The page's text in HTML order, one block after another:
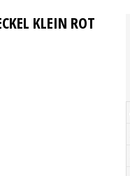
KLEIN ROT